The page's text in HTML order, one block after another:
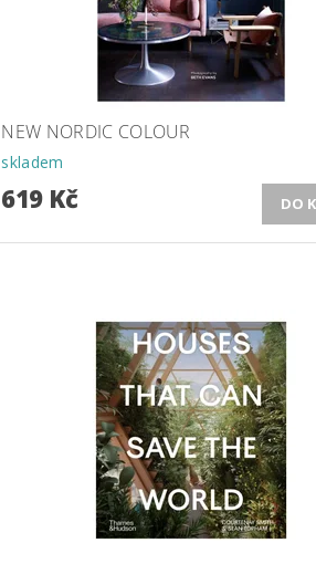
NEW NORDIC COLOUR
skladem
619 Kč